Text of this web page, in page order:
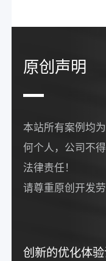
原创声明
本站所有案例均
何个人，公司不
法律责任！
请尊重原创开发劳
创新的优化体